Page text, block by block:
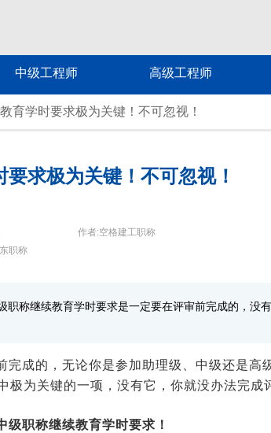
中级工程师 高级工程师
育学时要求极为关键！不可忽视！
求极为关键！不可忽视！
作者:空格建工职称
职称
称继续教育学时要求是一定要在评审前完成的，没
完成的，无论你是参加助理级、中级还是高
为关键的一项，没有它，你就没办法完成
职称继续教育学时要求！